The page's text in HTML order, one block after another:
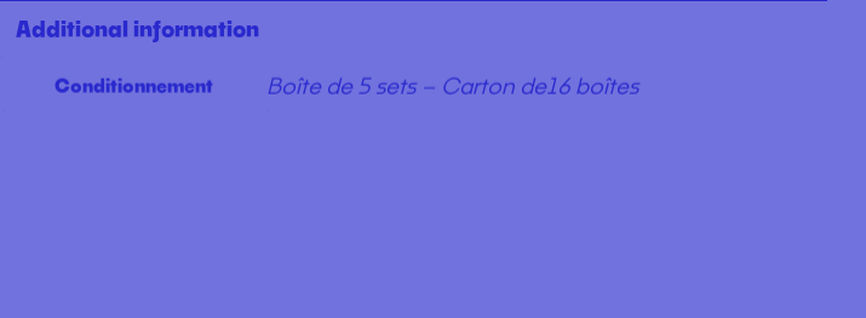
Additional information
Conditionnement Boîte de 5 sets – Carton de16 boîtes